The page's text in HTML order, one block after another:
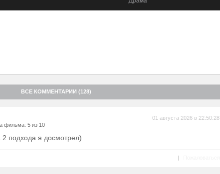
невероятной силой, но и найти баланс между мужеством и
ВСЕ КОММЕНТАРИИ (128)
фильма: 5 из 10
01 августа 2026 в 22:50:28
подхода я досмотрел)
|